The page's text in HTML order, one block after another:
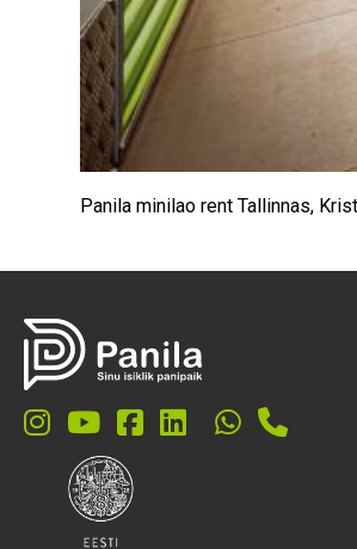
Panila minilao rent Tallinnas,